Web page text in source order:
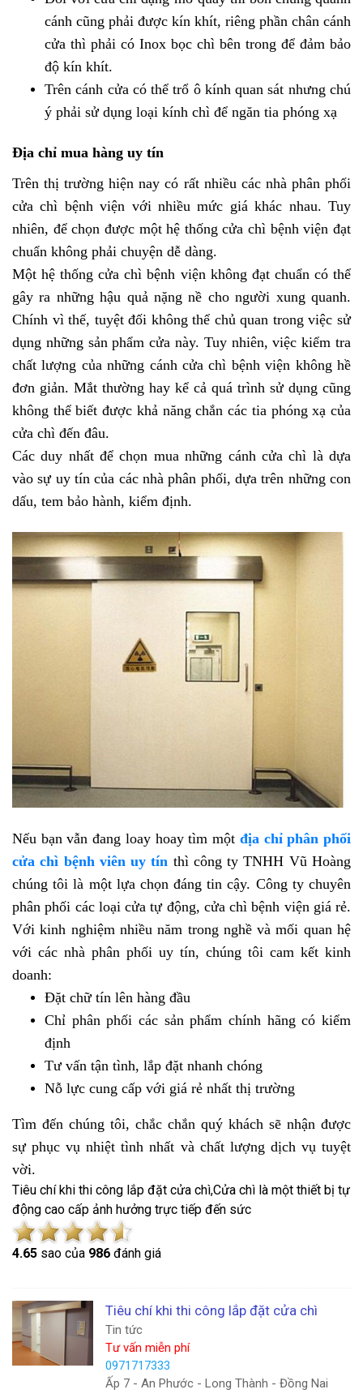
cánh cũng phải được kín khít, riêng phần chân cánh
cửa thì phải có Inox bọc chì bên trong để đảm bảo
độ kín khít.
Trên cánh cửa có thể trổ ô kính quan sát nhưng chú
ý phải sử dụng loại kính chì để ngăn tia phóng xạ
Địa chỉ mua hàng uy tín
Trên thị trường hiện nay có rất nhiều các nhà phân phối
cửa chì bệnh viện với nhiều mức giá khác nhau. Tuy
nhiên, để chọn được một hệ thống cửa chì bệnh viện đạt
chuẩn không phải chuyện dễ dàng.
Một hệ thống cửa chì bệnh viện không đạt chuẩn có thể
gây ra những hậu quả nặng nề cho người xung quanh.
Chính vì thế, tuyệt đối không thể chủ quan trong việc sử
dụng những sản phẩm cửa này. Tuy nhiên, việc kiểm tra
chất lượng của những cánh cửa chì bệnh viện không hề
đơn giản. Mắt thường hay kể cả quá trình sử dụng cũng
không thể biết được khả năng chắn các tia phóng xạ của
cửa chì đến đâu.
Các duy nhất để chọn mua những cánh cửa chì là dựa
vào sự uy tín của các nhà phân phối, dựa trên những con
dấu, tem bảo hành, kiểm định.
Nếu bạn vẫn đang loay hoay tìm một địa chỉ phân phối
cửa chì bệnh viên uy tín thì công ty TNHH Vũ Hoàng
chúng tôi là một lựa chọn đáng tin cậy. Công ty chuyên
phân phối các loại cửa tự động, cửa chì bệnh viện giá rẻ.
Với kinh nghiệm nhiều năm trong nghề và mối quan hệ
với các nhà phân phối uy tín, chúng tôi cam kết kinh
doanh:
Đặt chữ tín lên hàng đầu
Chỉ phân phối các sản phẩm chính hãng có kiểm
định
Tư vấn tận tình, lắp đặt nhanh chóng
Nỗ lực cung cấp với giá rẻ nhất thị trường
Tìm đến chúng tôi, chắc chắn quý khách sẽ nhận được
sự phục vụ nhiệt tình nhất và chất lượng dịch vụ tuyệt
vời.
Tiêu chí khi thi công lắp đặt cửa chì,Cửa chì là một thiết bị tự
động cao cấp ảnh hưởng trực tiếp đến sức
4.65 sao của 986 đánh giá
Tiêu chí khi thi công lắp đặt cửa chì
Tin tức
Tư vấn miễn phí
0971717333
Ấp 7 - An Phước - Long Thành - Đồng Nai